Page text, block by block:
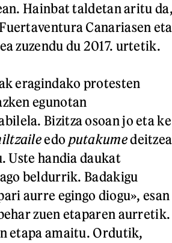
Hainbat taldetan aritu da,
Canariasen eta
zuzendu du 2017. urtetik.
eragindako protesten
egunotan
Bizitza osoan jo eta ke
edo putakumedeitzea
Uste handia daukat
beldurrik. Badakigu
aurre egingo diogu», esan
zuen etaparen aurretik.
etapa amaitu. Ordutik,